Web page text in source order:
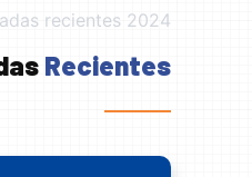
recientes 2024
Recientes